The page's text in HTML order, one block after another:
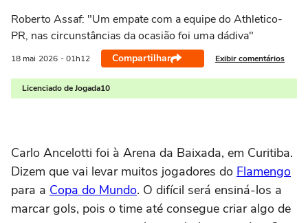
Roberto Assaf: "Um empate com a equipe do Athletico-
PR, nas circunstâncias da ocasião foi uma dádiva"
18 mai 2026 - 01h12 Compartilhar Exibir comentários
Licenciado de Jogada10
Carlo Ancelotti foi à Arena da Baixada, em Curitiba.
Dizem que vai levar muitos jogadores do Flamengo
para a Copa do Mundo. O difícil será ensiná-los a
marcar gols, pois o time até consegue criar algo de